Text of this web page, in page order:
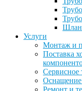
Услуги
Монтаж и
Поставка
Сервисное
Оснащение
Ремонт и